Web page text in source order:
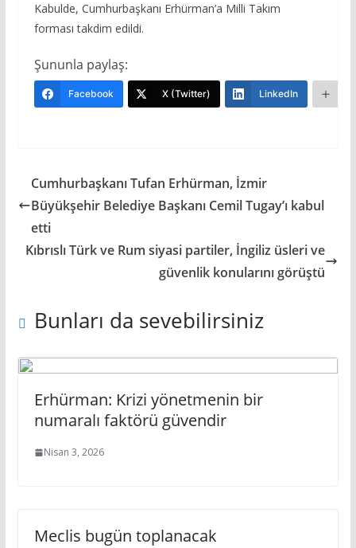
Kabulde, Cumhurbaşkanı Erhürman’a Milli Takım
forması takdim edildi.
Şununla paylaş:
Facebook X (Twitter) LinkedIn
Cumhurbaşkanı Tufan Erhürman, İzmir
Büyükşehir Belediye Başkanı Cemil Tugay’ı kabul
etti
Kıbrıslı Türk ve Rum siyasi partiler, İngiliz üsleri ve
güvenlik konularını görüştü
Bunları da sevebilirsiniz
Erhürman: Krizi yönetmenin bir
numaralı faktörü güvendir
Nisan 3, 2026
Meclis bugün toplanacak